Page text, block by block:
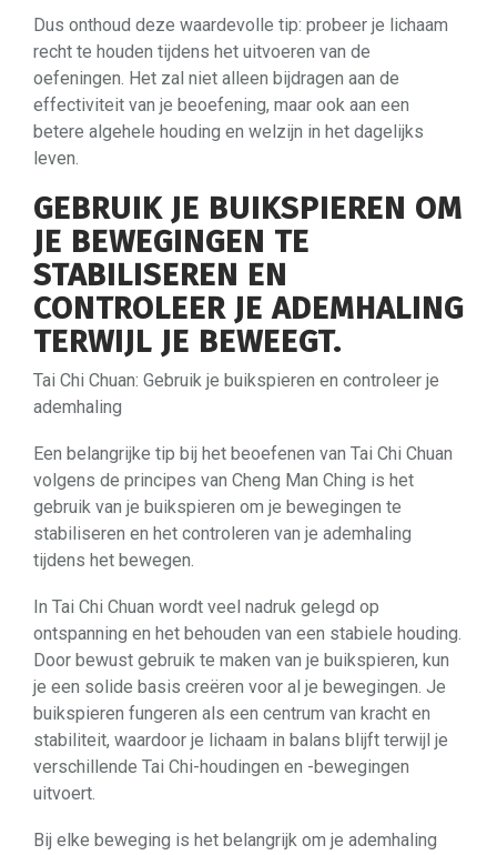
Dus onthoud deze waardevolle tip: probeer je lichaam
recht te houden tijdens het uitvoeren van de
oefeningen. Het zal niet alleen bijdragen aan de
effectiviteit van je beoefening, maar ook aan een
betere algehele houding en welzijn in het dagelijks
leven.
GEBRUIK JE BUIKSPIEREN OM
JE BEWEGINGEN TE
STABILISEREN EN
CONTROLEER JE ADEMHALING
TERWIJL JE BEWEEGT.
Tai Chi Chuan: Gebruik je buikspieren en controleer je
ademhaling
Een belangrijke tip bij het beoefenen van Tai Chi Chuan
volgens de principes van Cheng Man Ching is het
gebruik van je buikspieren om je bewegingen te
stabiliseren en het controleren van je ademhaling
tijdens het bewegen.
In Tai Chi Chuan wordt veel nadruk gelegd op
ontspanning en het behouden van een stabiele houding.
Door bewust gebruik te maken van je buikspieren, kun
je een solide basis creëren voor al je bewegingen. Je
buikspieren fungeren als een centrum van kracht en
stabiliteit, waardoor je lichaam in balans blijft terwijl je
verschillende Tai Chi-houdingen en -bewegingen
uitvoert.
Bij elke beweging is het belangrijk om je ademhaling